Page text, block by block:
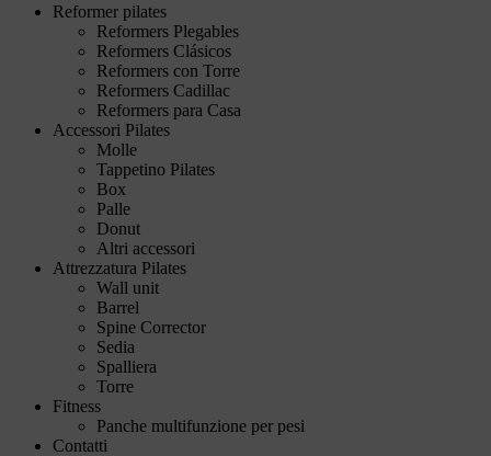
Reformer pilates
Reformers Plegables
Reformers Clásicos
Reformers con Torre
Reformers Cadillac
Reformers para Casa
Accessori Pilates
Molle
Tappetino Pilates
Box
Palle
Donut
Altri accessori
Attrezzatura Pilates
Wall unit
Barrel
Spine Corrector
Sedia
Spalliera
Torre
Fitness
Panche multifunzione per pesi
Contatti